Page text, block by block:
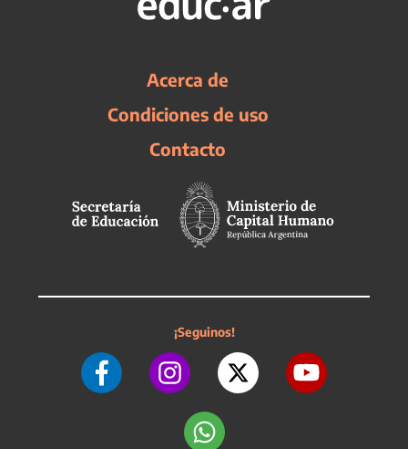
Acerca de
Condiciones de uso
Contacto
¡Seguinos!